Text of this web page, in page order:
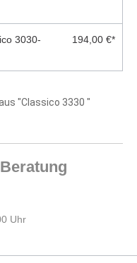
3030-
194,00 €*
"Classico 3330 "
Uhr